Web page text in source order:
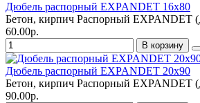
Дюбель распорный EXPANDET 16х80
Бетон, кирпич Распорный EXPANDET
60.00р.
В корзину
Дюбель распорный EXPANDET 20х90
Бетон, кирпич Распорный EXPANDET
90.00р.